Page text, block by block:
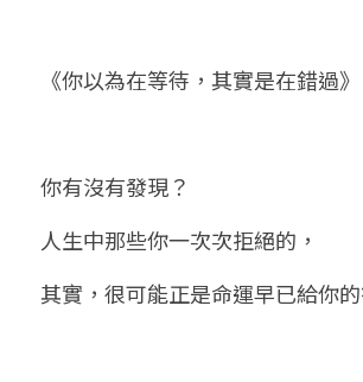
好書推廌
自我挑戰
八字高階班
五行計算初階班
五行計算高階班
團隊訓練營
八字批命
科學八字推理3
輕鬆學會科學八字推理
上課預約
FB粉絲頁
搜索
繁體中文
0938617837
support@p8zicourse.com
《你以為在等待，其實是在錯過》
你有沒有發現？
人生中那些你一次次拒絕的，
其實，很可能正是命運早已給你的